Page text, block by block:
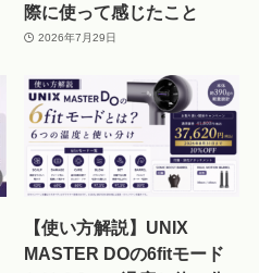
際に使って感じたこと
2026年7月29日
【使い方解説】UNIX
MASTER DOの6fitモード